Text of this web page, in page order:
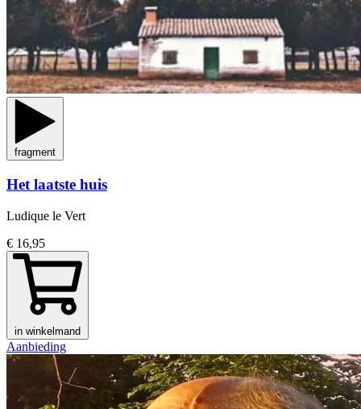
fragment
Het laatste huis
Ludique le Vert
€ 16,95
in winkelmand
Aanbieding